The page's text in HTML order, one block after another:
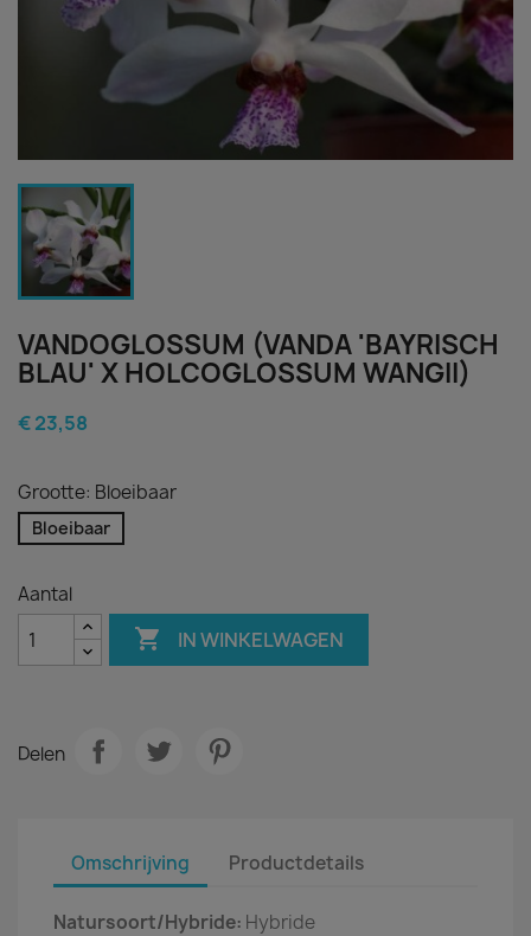
VANDOGLOSSUM (VANDA 'BAYRISCH
BLAU' X HOLCOGLOSSUM WANGII)
€ 23,58
Grootte: Bloeibaar
Bloeibaar
Aantal
 IN WINKELWAGEN
Delen
Omschrijving Productdetails
Natursoort/Hybride: Hybride